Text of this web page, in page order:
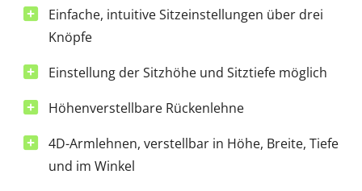
Einfache, intuitive Sitzeinstellungen über drei
Knöpfe
Einstellung der Sitzhöhe und Sitztiefe möglich
Höhenverstellbare Rückenlehne
4D-Armlehnen, verstellbar in Höhe, Breite, Tiefe
und im Winkel